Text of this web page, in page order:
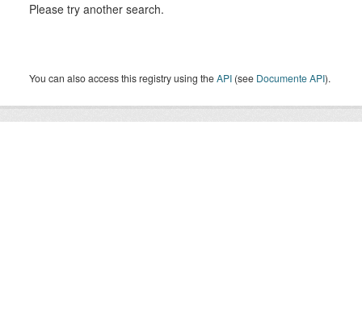
Please try another search.
You can also access this registry using theAPI (see Documente API).